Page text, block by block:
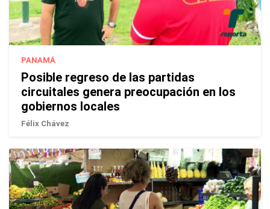
PANAMÁ
Posible regreso de las partidas
circuitales genera preocupación en los
gobiernos locales
Félix Chávez